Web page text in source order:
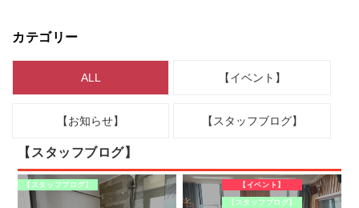
リフォーム現場リポート
リフォーム支援制度
お客様の声
カテゴリー
ALL 【イベント】
【お知らせ】 【スタッフブログ】
【スタッフブログ】
【スタッフブログ】 【イベント】
【スタッフブログ】